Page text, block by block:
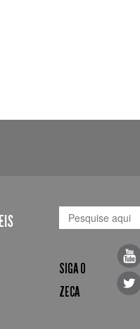
SIGA O
ZECA